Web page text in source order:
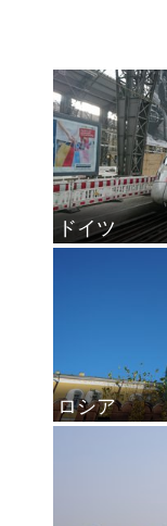
ドイツ
ロシア